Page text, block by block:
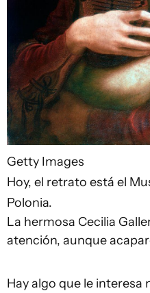
Getty Images
Hoy, el retrato está el
Polonia.
La hermosa Cecilia
atención, aunque
Hay algo que le interesa